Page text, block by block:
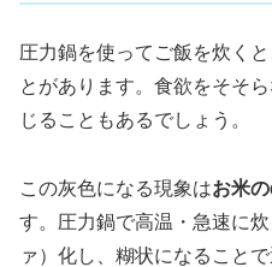
圧力鍋を使ってご飯を炊く
とがあります。食欲をそそ
じることもあるでしょう。
この灰色になる現象はお米
す。圧力鍋で高温・急速に
ァ）化し、糊状になること